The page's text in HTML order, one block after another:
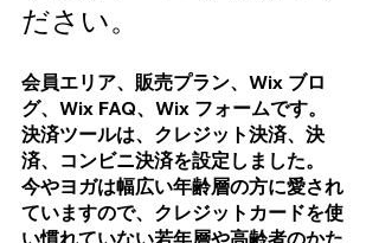
ださい。
会員エリア、販売プラン、Wix ブロ
グ、Wix FAQ、Wix フォームです。
決済ツールは、クレジット決済、決
済、コンビニ決済を設定しました。
今やヨガは幅広い年齢層の方に愛され
ていますので、クレジットカードを使
い慣れていない若年層や高齢者のかた